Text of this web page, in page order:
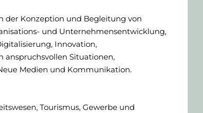
der Konzeption und Begleitung von
und Unternehmensentwicklung,
Innovation,
anspruchsvollen Situationen,
Medien und Kommunikation.
Tourismus, Gewerbe und